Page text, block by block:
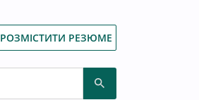
РОЗМІСТИТИ РЕЗЮМЕ